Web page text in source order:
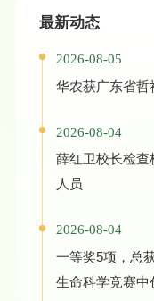
最新动态
2026-08-05
2026-08-04
薛红卫校长检查
人员
2026-08-04
一等奖5项，总
生命科学竞赛中